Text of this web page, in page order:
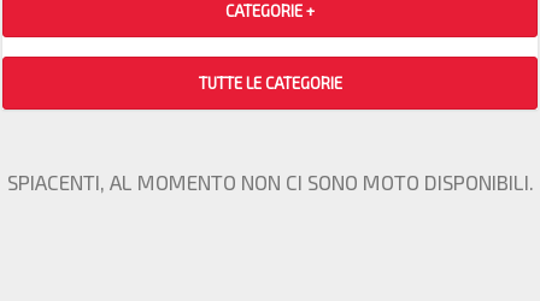
CATEGORIE +
TUTTE LE CATEGORIE
SPIACENTI, AL MOMENTO NON CI SONO MOTO DISPONIBILI.